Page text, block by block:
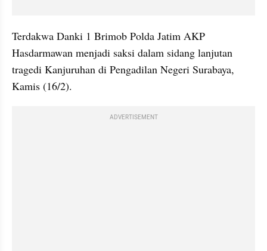
Terdakwa Danki 1 Brimob Polda Jatim AKP
Hasdarmawan menjadi saksi dalam sidang lanjutan
tragedi Kanjuruhan di Pengadilan Negeri Surabaya,
Kamis (16/2).
ADVERTISEMENT